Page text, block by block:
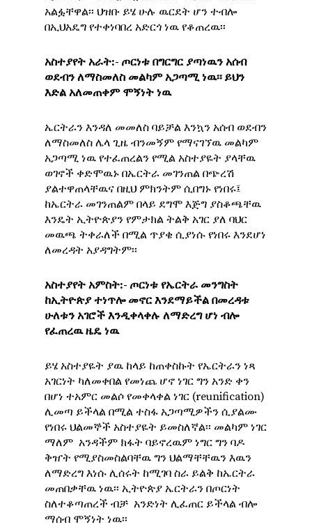
አልፏቸዋል፡፡ ህዝቡ ይሄ ሁሉ ዉርደት ሆን ተብሎ
በኢህአዴግ የተቀነባበረ አድርጎ ነዉ የቆጠረዉ፡፡
አስተያየት አራት:- ጦርነቱ በግርግር ያጣነዉን አሰብ
ወደብን ለማስመለስ መልካም አጋጣሚ ነዉ፡፡ ይህን
እድል አለመጠቀም ሞኝነት ነዉ
ኤርትራን እንዳለ መመለስ ባይቻል እንኳን አሰብ ወደብን
ለማስመለስ ሌላ ጊዜ ብንመኝም የማናገኘዉ መልካም
አጋጣሚ ነዉ የተፈጠረልን የሚል አስተያዬት ያላቸዉ
ወገኖች ቀድሞዉኑ በኤርትራ መገንጠል በጭረሽ
ያልተዋጠላቸዉና በዚህ ምክንትም ሲበግኑ የነበሩ፤
ከኤርትራ መገንጠልም በላይ ደግሞ እጅግ ያስቆጫቸዉ
እንዴት ኢትዮጵያን የምታክል ትልቅ አገር ያለ ባህር
መዉጫ ትቀራለች በሚል ጥያቄ ሲያነሱ የነበሩ እንደሆነ
ለመረዳት አያዳግትም፡፡
አስተያየት አምስት:- ጦርነቱ የኤርትራ መንግስት
ከኢትዮጵያ ተነጥሎ መኖር እንደማይችል በመረዳቱ
ሁለቱን አገሮች እንዲቀላቀሉ ለማድረግ ሆነ ብሎ
የፈጠረዉ ዜዴ ነዉ
ይሄ አስተያዬት ያዉ ከላይ ከጠቀስኩት የኤርትራን ነጻ
አገርነት ካለመቀበል የመነጨ ሆኖ ነገር ግን አንድ ቀን
በሆነ ተአምር መልሶ የመቀላቀል ነገር (reunification)
ሊመጣ ይችላል በሚል ተስፋ አጋጣሚዎችን ሲያልሙ
የነበሩ ህልመኞች አስተያዬት ይመስለኛል፡፡ መልካም ነገር
ማለም አንዳችም ክፋት ባይኖረዉም ነግር ግን ባዶ
ቅዠት የሚያስመስልባቸዉ ግን ህልማቸቸዉን እዉን
ለማድረግ እነሱ ሊሰሩት ከሚገባ ስራ ይልቅ ከኤርትራ
መጠበቃቸዉ ነዉ፡፡ ኢትዮጵያ ኤርትራን በጦርነት
ስለተቆጣጠረች ብቻ አንድነት ሊፈጠር ይችላል ብሎ
ማሰብ ሞኝነት ነዉ፡፡